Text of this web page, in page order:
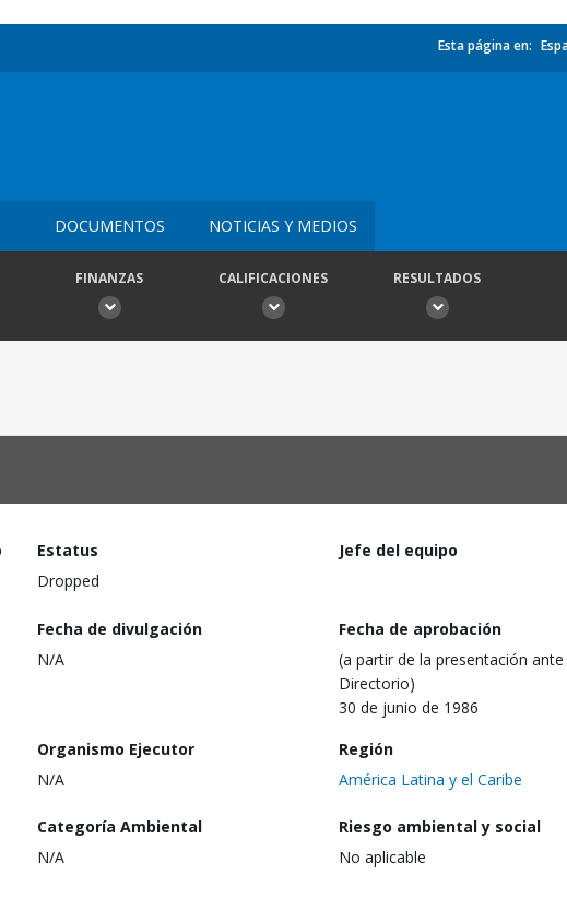
Esta página en:
DOCUMENTOS NOTICIAS Y MEDIOS
FINANZAS CALIFICACIONES RESULTADOS
Estatus
Dropped
Jefe del equipo
Fecha de divulgación
N/A
Fecha de aprobación
(a partir de la presentación ante
Directorio)
30 de junio de 1986
Organismo Ejecutor
N/A
Región
América Latina y el Caribe
Categoría Ambiental
N/A
Riesgo ambiental y social
No aplicable